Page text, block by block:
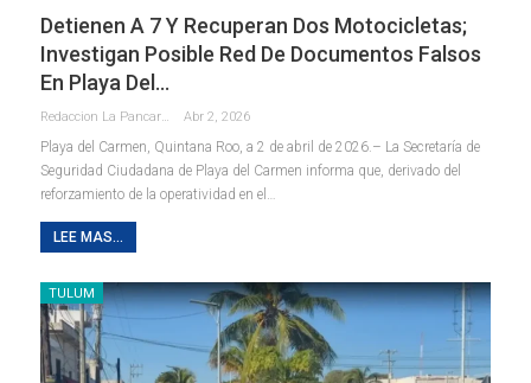
Detienen A 7 Y Recuperan Dos Motocicletas;
Investigan Posible Red De Documentos Falsos
En Playa Del…
Redaccion La Pancarta De Quintana Roo Abr 2, 2026
Playa del Carmen, Quintana Roo, a 2 de abril de 2026.– La Secretaría de
Seguridad Ciudadana de Playa del Carmen informa que, derivado del
reforzamiento de la operatividad en el …
LEE MAS...
TULUM